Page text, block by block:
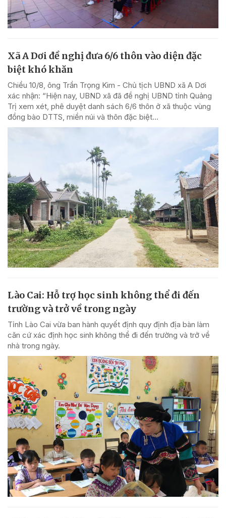
Xã A Dơi đề nghị đưa 6/6 thôn vào diện đặc
biệt khó khăn
Chiều 10/8, ông Trần Trọng Kim - Chủ tịch UBND xã A Dơi
xác nhận: “Hiện nay, UBND xã đã đề nghị UBND tỉnh Quảng
Trị xem xét, phê duyệt danh sách 6/6 thôn ở xã thuộc vùng
đồng bào DTTS, miền núi và thôn đặc biệt...
Lào Cai: Hỗ trợ học sinh không thể đi đến
trường và trở về trong ngày
Tỉnh Lào Cai vừa ban hành quyết định quy định địa bàn làm
căn cứ xác định học sinh không thể đi đến trường và trở về
nhà trong ngày.